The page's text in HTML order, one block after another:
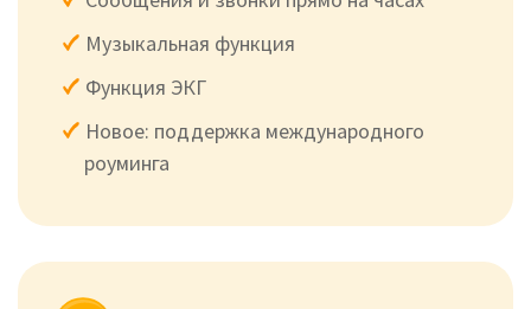
Музыкальная функция
Функция ЭКГ
Новое: поддержка международного
роуминга